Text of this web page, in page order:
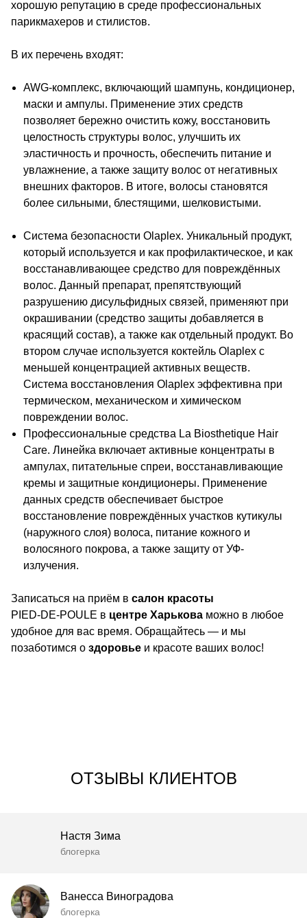
хорошую репутацию в среде профессиональных
парикмахеров и стилистов.
В их перечень входят:
AWG-комплекс, включающий шампунь, кондиционер,
маски и ампулы. Применение этих средств
позволяет бережно очистить кожу, восстановить
целостность структуры волос, улучшить их
эластичность и прочность, обеспечить питание и
увлажнение, а также защиту волос от негативных
внешних факторов. В итоге, волосы становятся
более сильными, блестящими, шелковистыми.
Система безопасности Olaplex. Уникальный продукт,
который используется и как профилактическое, и как
восстанавливающее средство для повреждённых
волос. Данный препарат, препятствующий
разрушению дисульфидных связей, применяют при
окрашивании (средство защиты добавляется в
красящий состав), а также как отдельный продукт. Во
втором случае используется коктейль Olaplex с
меньшей концентрацией активных веществ.
Система восстановления Olaplex эффективна при
термическом, механическом и химическом
повреждении волос.
Профессиональные средства La Biosthetique Hair
Care. Линейка включает активные концентраты в
ампулах, питательные спреи, восстанавливающие
кремы и защитные кондиционеры. Применение
данных средств обеспечивает быстрое
восстановление повреждённых участков кутикулы
(наружного слоя) волоса, питание кожного и
волосяного покрова, а также защиту от УФ-
излучения.
Записаться на приём в салон красоты
PIED-DE-POULE в центре Харькова можно в любое
удобное для вас время. Обращайтесь — и мы
позаботимся о здоровье и красоте ваших волос!
ОТЗЫВЫ КЛИЕНТОВ
Настя Зима
блогерка
Ванесса Виноградова
блогерка